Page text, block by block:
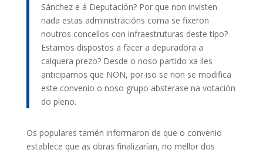
Sánchez e á Deputación? Por que non invisten
nada estas administracións coma se fixeron
noutros concellos con infraestruturas deste tipo?
Estamos dispostos a facer a depuradora a
calquera prezo? Desde o noso partido xa lles
anticipamos que NON, por iso se non se modifica
este convenio o noso grupo absterase na votación
do pleno.
Os populares tamén informaron de que o convenio
establece que as obras finalizarían, no mellor dos